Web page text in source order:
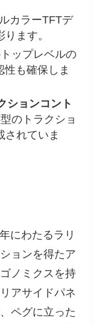
カラーTFTデ
ます。
ップレベルの
も確保しま
ションコント
のトラクショ
されていま
にわたるラリ
ョンを得たア
ノミクスを持
アサイドパネ
ペグに立った